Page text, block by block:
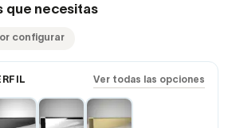
que necesitas
configurar
Ver todas las opciones